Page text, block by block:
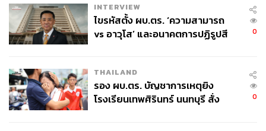
INTERVIEW
ไขรหัสตั้ง ผบ.ตร. ‘ความสามารถ
vs อาวุโส’ และอนาคตการปฏิรูปสี
0
THAILAND
รอง ผบ.ตร. บัญชาการเหตุยิง
โรงเรียนเทพศิรินทร์ นนทบุรี สั่ง
0